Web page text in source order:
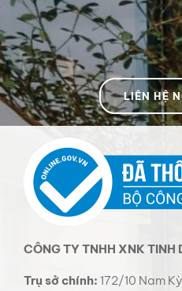
LIÊN HỆ
CÔNG TY TNHH XNK TINH
Trụ sở chính: 172/10 Nam